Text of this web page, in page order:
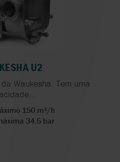
U2
Waukesha. Tem uma
150 m³/h
34,5 bar